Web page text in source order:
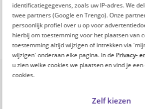
identificatiegegevens, zoals uw IP-adres. We
twee partners (Google en Trengo). Onze
persoonlijk profiel over u op voor
hierbij om toestemming voor het plaatsen van
toestemming altijd wijzigen of intrekken via
wijzigen' onderaan elke pagina. In de Privacy-
u zien welke cookies we plaatsen en vind je
cookies.
Zelf kiezen
Onze missie
professionals in zorg en welzijn